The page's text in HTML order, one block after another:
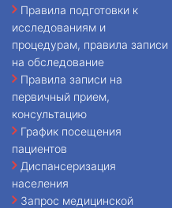
Правила подготовки к
исследованиям и
процедурам, правила записи
на обследование
Правила записи на
первичный прием,
консультацию
График посещения
пациентов
Диспансеризация
населения
Запрос медицинской